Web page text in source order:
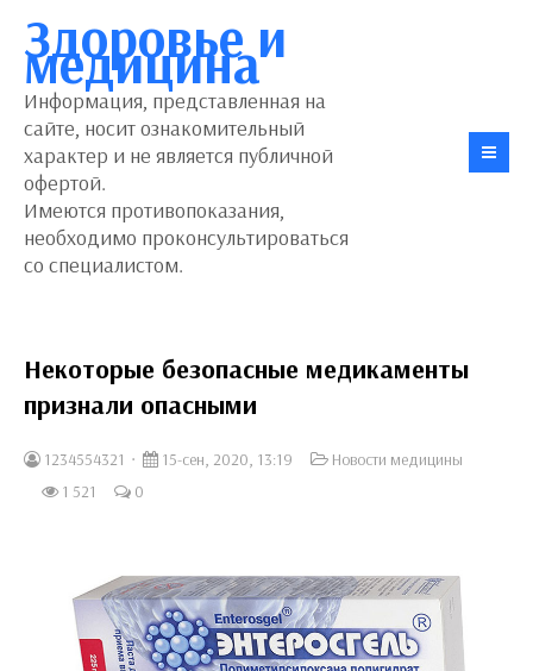
Здоровье и
медицина
Информация, представленная на
сайте, носит ознакомительный
характер и не является публичной
офертой.
Имеются противопоказания,
необходимо проконсультироваться
со специалистом.
Некоторые безопасные медикаменты
признали опасными
1234554321 15-сен, 2020, 13:19
Новости медицины
1 521
0